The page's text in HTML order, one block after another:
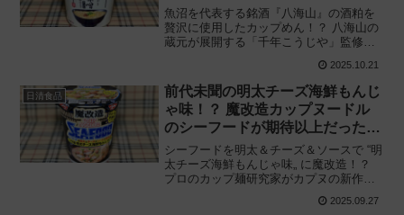
メン」が絶妙すぎた件
魚沼を代表する銘酒『八海山』の酒粕を
贅沢に使用したカップめん！？ 八海山の
蔵元が展開する「千年こうじや」監修の
じや監修 八海山酒粕仕立て 濃厚味噌ラー
メン」を食べてみた感想と評価・レビュ
ーです。
2025.10.21
日清食品
前代未聞の明太チーズ海鮮もんじ
ゃ味！？ 魔改造カップヌードル
のシーフードが期待以上だった
件！
シーフードを明太＆チーズ＆ソースで “明
太チーズ海鮮もんじゃ味„ に魔改造！？
プロのカップ麺研究家がカプヌの新作を
改造カップヌードル シーフードヌード
2025.09.27